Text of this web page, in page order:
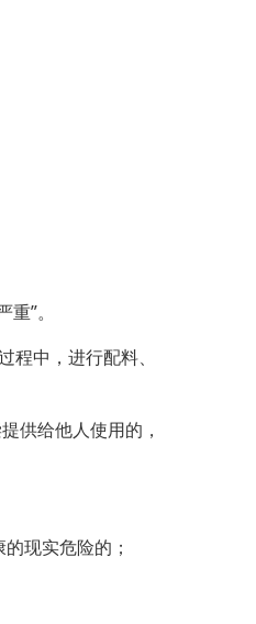
”。
中，进行配料、
供给他人使用的，
现实危险的；